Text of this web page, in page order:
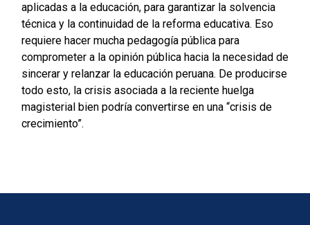
aplicadas a la educación, para garantizar la solvencia
técnica y la continuidad de la reforma educativa. Eso
requiere hacer mucha pedagogía pública para
comprometer a la opinión pública hacia la necesidad de
sincerar y relanzar la educación peruana. De producirse
todo esto, la crisis asociada a la reciente huelga
magisterial bien podría convertirse en una “crisis de
crecimiento”.